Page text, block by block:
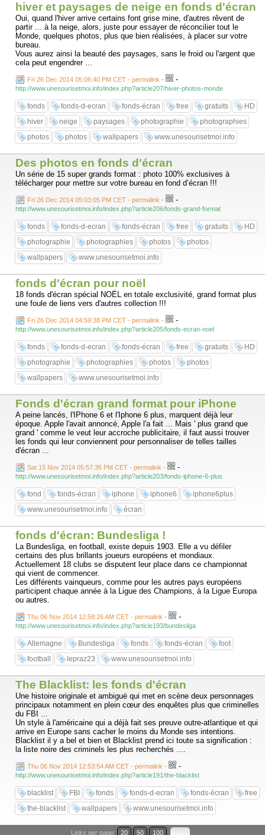
hiver et paysages de neige en fonds d'écran
Oui, quand l'hiver arrive certains font grise mine, d'autres rêvent de
partir ... à la neige, alors, juste pour essayer de réconcilier tout le
Monde, quelques photos, plus que bien réalisées, à placer sur votre
bureau.
Vous aurez ainsi la beauté des paysages, sans le froid ou l'argent que
cela peut engendrer ...
Fri 26 Dec 2014 05:06:40 PM CET - permalink - -
http://www.unesourisetmoi.info/index.php?article207/hiver-photos-monde
fonds fonds-d-ecran fonds-écran free gratuits
HD
hiver
neige paysages photographie
photographies
photos
photos wallpapers www.unesourisetmoi.info
Des photos en fonds d'écran
Un série de 15 super grands format : photo 100% exclusives à
télécharger pour mettre sur votre bureau en fond d’écran !!!
Fri 26 Dec 2014 05:03:05 PM CET - permalink - -
http://www.unesourisetmoi.info/index.php?article206/fonds-grand-format
fonds fonds-d-ecran fonds-écran free gratuits
HD
photographie
photographies photos
photos
wallpapers
www.unesourisetmoi.info
fonds d'écran pour noël
18 fonds d'écran spécial NOËL en totale exclusivité, grand format plus
une foule de liens vers d'autres collection !!!
Fri 26 Dec 2014 04:59:38 PM CET - permalink - -
http://www.unesourisetmoi.info/index.php?article205/fonds-ecran-noel
fonds fonds-d-ecran fonds-écran free gratuits
HD
photographie
photographies photos
photos
wallpapers
www.unesourisetmoi.info
Fonds d'écran grand format pour iPhone
A peine lancés, l'IPhone 6 et l'Iphone 6 plus, marquent déjà leur
époque. Apple l'avait annoncé, Apple l'a fait ... Mais ' plus grand que
grand ' comme le veut leur accroche publicitaire, il faut aussi trouver
les fonds qui leur conviennent pour personnaliser de telles tailles
d'écran ...
Sat 15 Nov 2014 05:57:36 PM CET - permalink - -
http://www.unesourisetmoi.info/index.php?article203/fonds-iphone-6-plus
fond fonds-écran iphone iphone6
iphone6plus
www.unesourisetmoi.info
écran
fonds d'écran: Bundesliga !
La Bundesliga, en football, existe depuis 1903. Elle a vu défiler
certains des plus brillants joueurs européens et mondiaux.
Actuellement 18 clubs se disputent leur place dans ce championnat
qui vient de commencer.
Les différents vainqueurs, comme pour les autres pays européens
participent chaque année à la Ligue des Champions, à la Ligue Europa
ou autres.
Thu 06 Nov 2014 12:58:26 AM CET - permalink - -
http://www.unesourisetmoi.info/index.php?article193/bundesliga
Allemagne Bundesliga fonds fonds-écran
foot
football
lepraz23 www.unesourisetmoi.info
The Blacklist: les fonds d'écran
Une histoire originale et ambiguë qui met en scène deux personnages
principaux notamment en plein cœur des enquêtes plus que criminelles
du FBI ...
Un style à l'américaine qui a déjà fait ses preuve outre-atlantique et qui
arrive en Europe sans cacher le moins du Monde ses intentions.
Blacklist il y a bel et bien et Blacklist prend ici toute sa signification :
la liste noire des criminels les plus recherchés ....
Thu 06 Nov 2014 12:53:54 AM CET - permalink - -
http://www.unesourisetmoi.info/index.php?article191/the-blacklist
blacklist FBI fonds fonds-d-ecran fonds-écran
free
the-blacklist
wallpapers www.unesourisetmoi.info
Links per page: 20 50 100